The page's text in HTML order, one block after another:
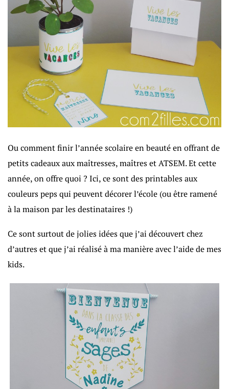
Ou comment finir l’année scolaire en beauté en offrant de
petits cadeaux aux maîtresses, maîtres et ATSEM. Et cette
année, on offre quoi ? Ici, ce sont des printables aux
couleurs peps qui peuvent décorer l’école (ou être ramené
à la maison par les destinataires !)
Ce sont surtout de jolies idées que j’ai découvert chez
d’autres et que j’ai réalisé à ma manière avec l’aide de mes
kids.